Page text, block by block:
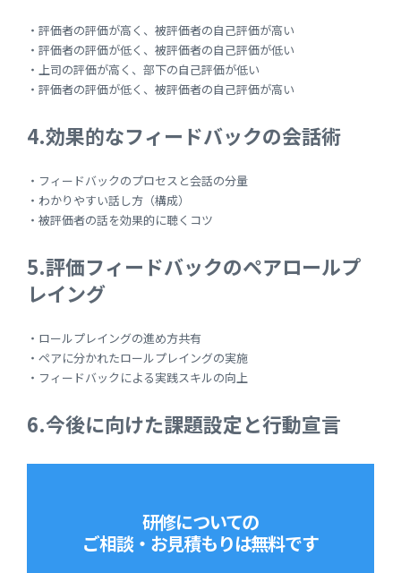
・評価者の評価が高く、被評価者の自己評価が高い
・評価者の評価が低く、被評価者の自己評価が低い
・上司の評価が高く、部下の自己評価が低い
・評価者の評価が低く、被評価者の自己評価が高い
4.効果的なフィードバックの会話術
・フィードバックのプロセスと会話の分量
・わかりやすい話し方（構成）
・被評価者の話を効果的に聴くコツ
5.評価フィードバックのペアロールプ
レイング
・ロールプレイングの進め方共有
・ペアに分かれたロールプレイングの実施
・フィードバックによる実践スキルの向上
6.今後に向けた課題設定と行動宣言
研修についての
ご相談・お見積もりは無料です